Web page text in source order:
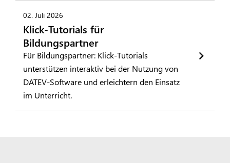
02. Juli 2026
Klick-Tutorials für
Bildungspartner
Für Bildungspartner: Klick-Tutorials
unterstützen interaktiv bei der Nutzung von
DATEV-Software und erleichtern den Einsatz
im Unterricht.